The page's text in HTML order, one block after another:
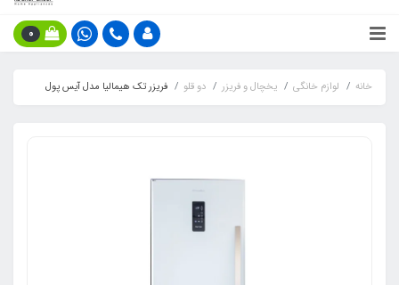
0
خانه لوازم خانگی یخچال و فریزر دو قلو فریزر تک هیمالیا مدل آیس پول